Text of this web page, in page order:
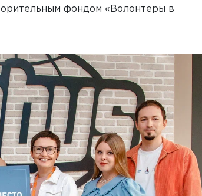
фондом «Волонтеры в